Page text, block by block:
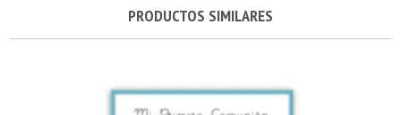
PRODUCTOS SIMILARES